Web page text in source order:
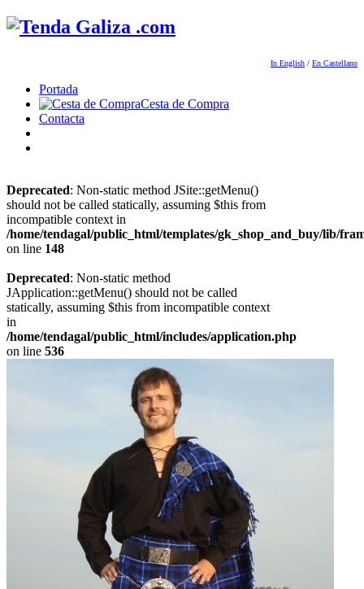
In English / En Castellano
Portada
Cesta de Compra
Contacta
Deprecated: Non-static method JSite::getMenu()
should not be called statically, assuming $this from
incompatible context in
/home/tendagal/public_html/templates/gk_shop_and_buy/lib/
on line 148
Deprecated: Non-static method
JApplication::getMenu() should not be called
statically, assuming $this from incompatible context
in
/home/tendagal/public_html/includes/application.php
on line 536